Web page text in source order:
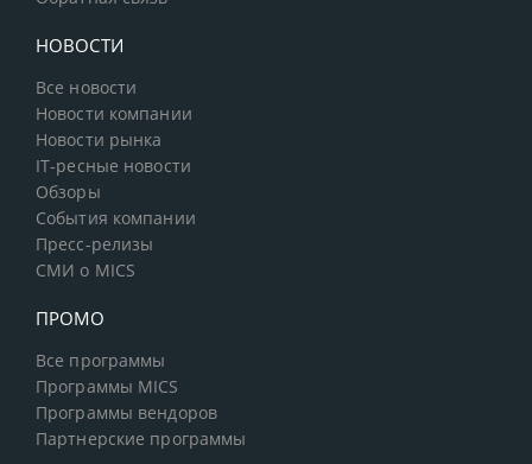
НОВОСТИ
Все новости
Новости компании
Новости рынка
IT-ресные новости
Обзоры
События компании
Пресс-релизы
СМИ о MICS
ПРОМО
Все программы
Программы MICS
Программы вендоров
Партнерские программы